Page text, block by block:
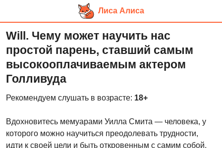
основному
контенту
Лиса Алиса
Will. Чему может научить нас
простой парень, ставший самым
высокооплачиваемым актером
Голливуда
Рекомендуем слушать в возрасте: 18+
Вдохновитесь мемуарами Уилла Смита — человека, у
которого можно научиться преодолевать трудности,
идти к своей цели и быть откровенным с самим собой.